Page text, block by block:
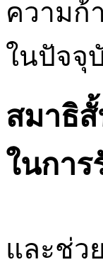
ความก้
ในปัจจุ
สมาธิ
ในการ
และช่ว